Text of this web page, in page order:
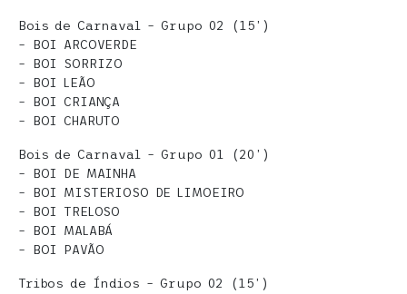
Bois de Carnaval – Grupo 02 (15’)
– BOI ARCOVERDE
– BOI SORRIZO
– BOI LEÃO
– BOI CRIANÇA
– BOI CHARUTO
Bois de Carnaval – Grupo 01 (20’)
– BOI DE MAINHA
– BOI MISTERIOSO DE LIMOEIRO
– BOI TRELOSO
– BOI MALABÁ
– BOI PAVÃO
Tribos de Índios – Grupo 02 (15’)